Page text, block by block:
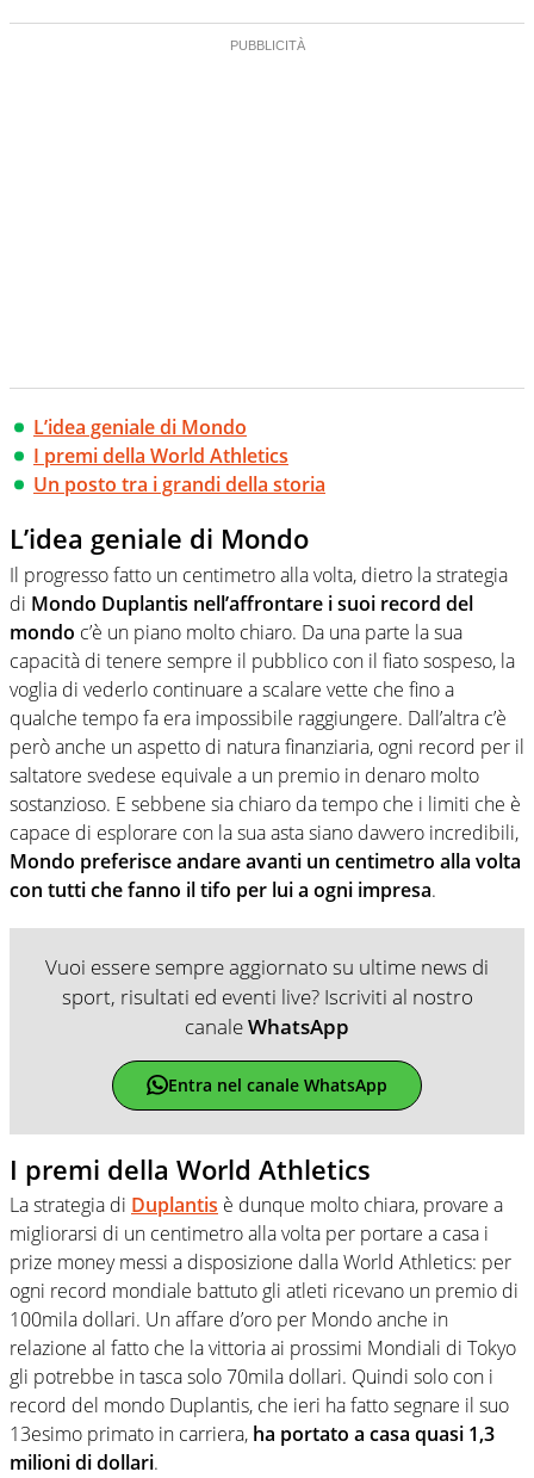
L’idea geniale di Mondo
I premi della World Athletics
Un posto tra i grandi della storia
L’idea geniale di Mondo
Il progresso fatto un centimetro alla volta, dietro la strategia
di Mondo Duplantis nell’affrontare i suoi record del
mondo c’è un piano molto chiaro. Da una parte la sua
capacità di tenere sempre il pubblico con il fiato sospeso, la
voglia di vederlo continuare a scalare vette che fino a
qualche tempo fa era impossibile raggiungere. Dall’altra c’è
però anche un aspetto di natura finanziaria, ogni record per il
saltatore svedese equivale a un premio in denaro molto
sostanzioso. E sebbene sia chiaro da tempo che i limiti che è
capace di esplorare con la sua asta siano davvero incredibili,
Mondo preferisce andare avanti un centimetro alla volta
con tutti che fanno il tifo per lui a ogni impresa.
Vuoi essere sempre aggiornato su ultime news di
sport, risultati ed eventi live? Iscriviti al nostro
canaleWhatsApp
Entra nel canale WhatsApp
I premi della World Athletics
La strategia di Duplantis è dunque molto chiara, provare a
migliorarsi di un centimetro alla volta per portare a casa i
prize money messi a disposizione dalla World Athletics: per
ogni record mondiale battuto gli atleti ricevano un premio di
100mila dollari. Un affare d’oro per Mondo anche in
relazione al fatto che la vittoria ai prossimi Mondiali di Tokyo
gli potrebbe in tasca solo 70mila dollari. Quindi solo con i
record del mondo Duplantis, che ieri ha fatto segnare il suo
13esimo primato in carriera, ha portato a casa quasi 1,3
milioni di dollari.